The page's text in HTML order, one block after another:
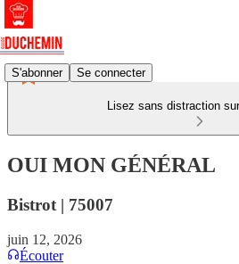
S'abonner Se connecter
Lisez sans distraction
OUI MON GÉNÉRAL
Bistrot | 75007
juin 12, 2026
Écouter